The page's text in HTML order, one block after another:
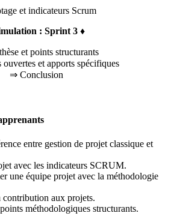
et indicateurs Scrum
: Sprint 3♦
et points structurants
et apports spécifiques
⇒ Conclusion
entre gestion de projet classique et
avec les indicateurs SCRUM.
une équipe projet avec la méthodologie
aux projets.
méthodologiques structurants.